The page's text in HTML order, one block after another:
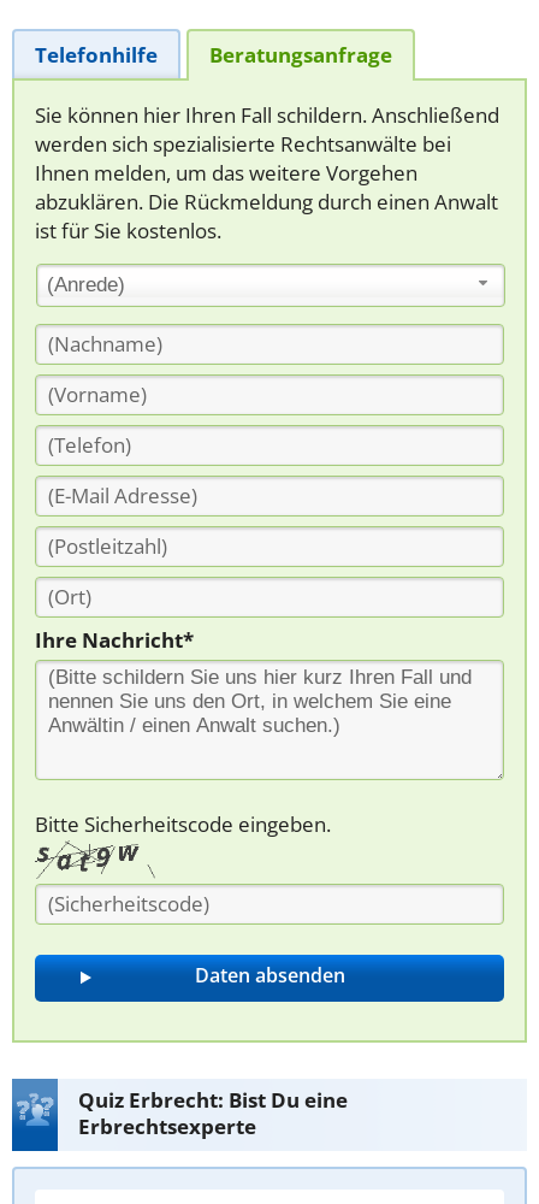
Telefonhilfe Beratungsanfrage
Sie können hier Ihren Fall schildern. Anschließend
werden sich spezialisierte Rechtsanwälte bei
Ihnen melden, um das weitere Vorgehen
abzuklären. Die Rückmeldung durch einen Anwalt
ist für Sie kostenlos.
(Anrede)
Ihre Nachricht*
Bitte Sicherheitscode eingeben.
Quiz Erbrecht: Bist Du eine
Erbrechtsexperte